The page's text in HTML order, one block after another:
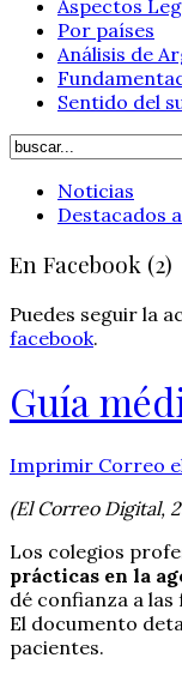
Aspectos
Por países
Análisis de
Sentido del
Noticias
Destacados
En Facebook (2)
Puedes seguir la
facebook.
Guía
Imprimir Correo
(El Correo Digital,
Los colegios
prácticas en la
dé confianza a las
El documento
pacientes.